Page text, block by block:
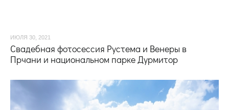
ИЮЛЯ 30, 2021
Свадебная фотосессия Рустема и Венеры в
Прчани и национальном парке Дурмитор